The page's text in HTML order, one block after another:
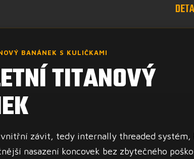
BANÁNEK S KULIČKAMI
TITANOVÝ
vnitřní závit, tedy internally threaded
nasazení koncovek bez zbytečného